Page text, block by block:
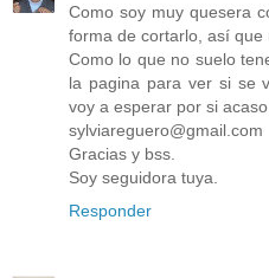
Como soy muy quesera
forma de cortarlo, así que
Como lo que no suelo
la pagina para ver si se
voy a esperar por si
sylviareguero@gmail.com
Gracias y bss.
Soy seguidora tuya.
Responder